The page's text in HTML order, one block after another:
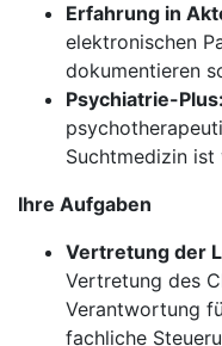
Erfahrung in
elektronischen
dokumentieren
Psychiatrie-Plus:
Suchtmedizin ist
Ihre Aufgaben
Vertretung der
Vertretung des
Verantwortung
fachliche